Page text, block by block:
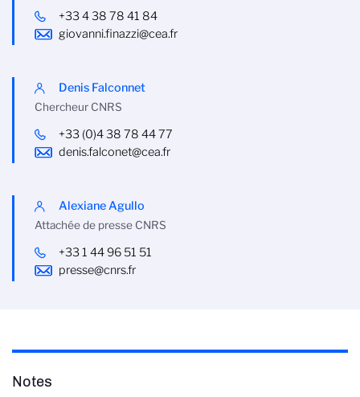
+33 4 38 78 41 84
giovanni.finazzi@cea.fr
Denis Falconnet
Chercheur CNRS
+33 (0)4 38 78 44 77
denis.falconet@cea.fr
Alexiane Agullo
Attachée de presse CNRS
+33 1 44 96 51 51
presse@cnrs.fr
Notes